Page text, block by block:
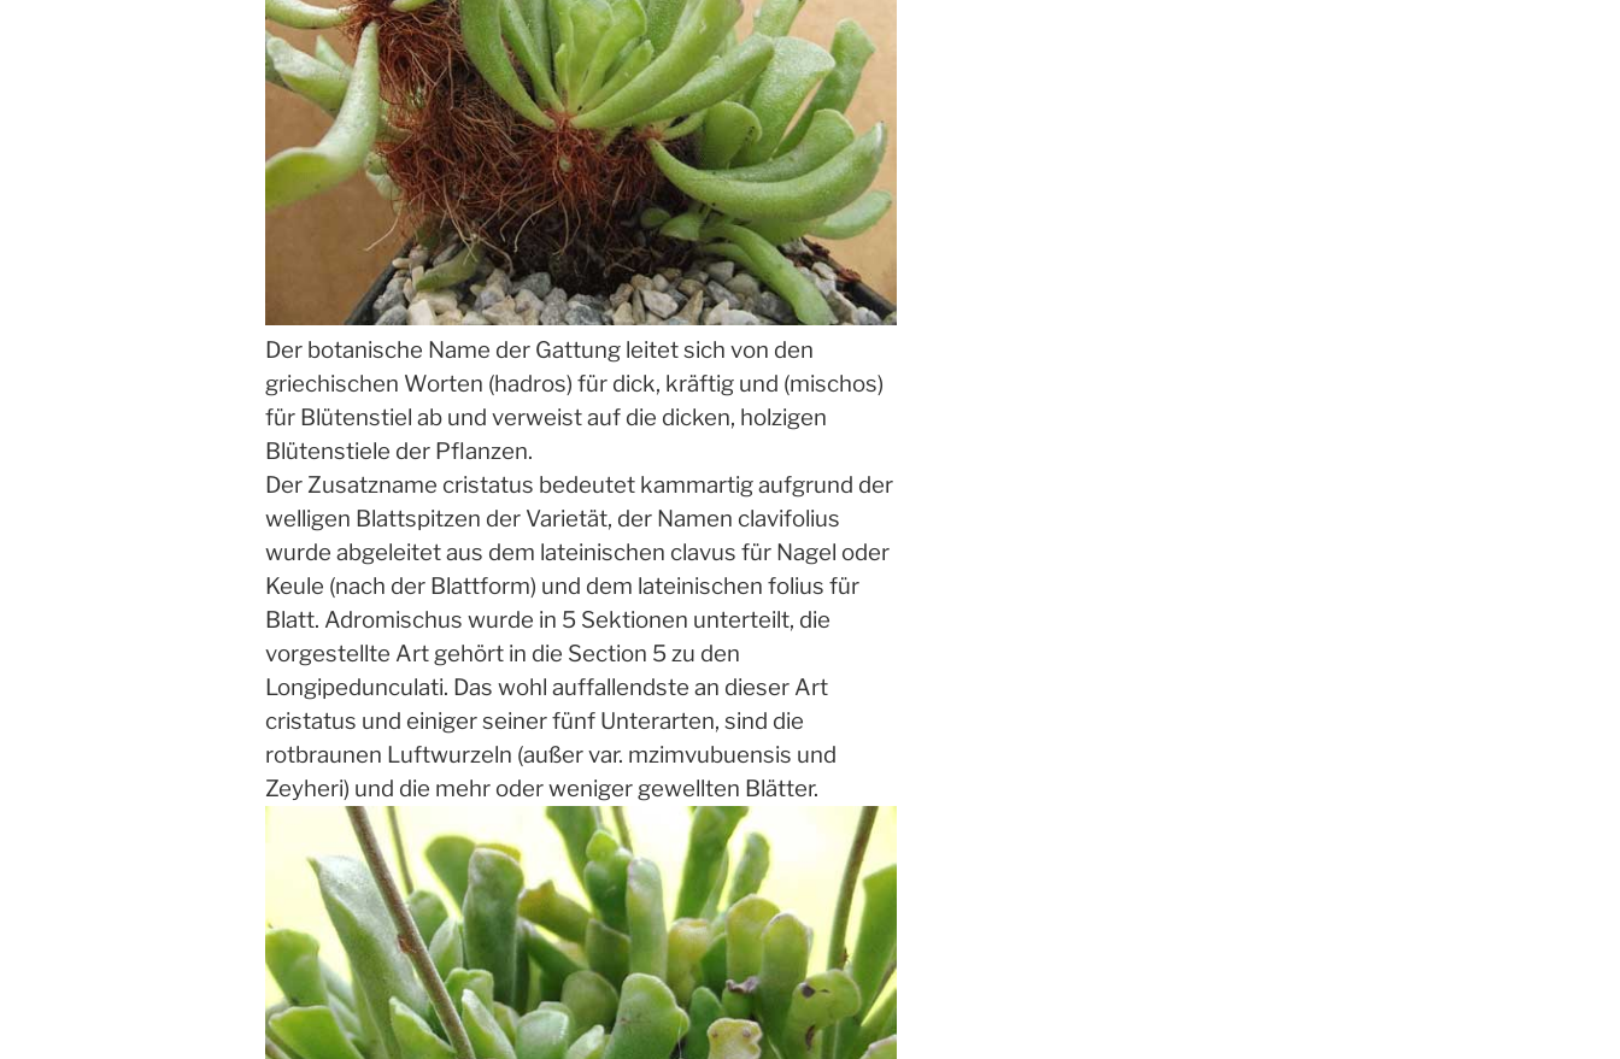
Der botanische Name der Gattung leitet sich von den
griechischen Worten (hadros) für dick, kräftig und (mischos)
für Blütenstiel ab und verweist auf die dicken, holzigen
Blütenstiele der Pflanzen.
Der Zusatzname cristatus bedeutet kammartig aufgrund der
welligen Blattspitzen der Varietät, der Namen clavifolius
wurde abgeleitet aus dem lateinischen clavus für Nagel oder
Keule (nach der Blattform) und dem lateinischen folius für
Blatt. Adromischus wurde in 5 Sektionen unterteilt, die
vorgestellte Art gehört in die Section 5 zu den
Longipedunculati. Das wohl auffallendste an dieser Art
cristatus und einiger seiner fünf Unterarten, sind die
rotbraunen Luftwurzeln (außer var. mzimvubuensis und
Zeyheri) und die mehr oder weniger gewellten Blätter.